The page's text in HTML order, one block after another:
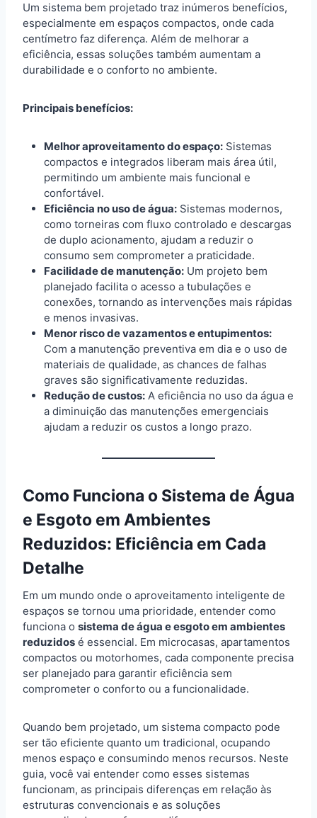
Um sistema bem projetado traz inúmeros benefícios,
especialmente em espaços compactos, onde cada
centímetro faz diferença. Além de melhorar a
eficiência, essas soluções também aumentam a
durabilidade e o conforto no ambiente.
Principais benefícios:
Melhor aproveitamento do espaço: Sistemas
compactos e integrados liberam mais área útil,
permitindo um ambiente mais funcional e
confortável.
Eficiência no uso de água: Sistemas modernos,
como torneiras com fluxo controlado e descargas
de duplo acionamento, ajudam a reduzir o
consumo sem comprometer a praticidade.
Facilidade de manutenção: Um projeto bem
planejado facilita o acesso a tubulações e
conexões, tornando as intervenções mais rápidas
e menos invasivas.
Menor risco de vazamentos e entupimentos:
Com a manutenção preventiva em dia e o uso de
materiais de qualidade, as chances de falhas
graves são significativamente reduzidas.
Redução de custos: A eficiência no uso da água e
a diminuição das manutenções emergenciais
ajudam a reduzir os custos a longo prazo.
Como Funciona o Sistema de Água
e Esgoto em Ambientes
Reduzidos: Eficiência em Cada
Detalhe
Em um mundo onde o aproveitamento inteligente de
espaços se tornou uma prioridade, entender como
funciona o sistema de água e esgoto em ambientes
reduzidos é essencial. Em microcasas, apartamentos
compactos ou motorhomes, cada componente precisa
ser planejado para garantir eficiência sem
comprometer o conforto ou a funcionalidade.
Quando bem projetado, um sistema compacto pode
ser tão eficiente quanto um tradicional, ocupando
menos espaço e consumindo menos recursos. Neste
guia, você vai entender como esses sistemas
funcionam, as principais diferenças em relação às
estruturas convencionais e as soluções